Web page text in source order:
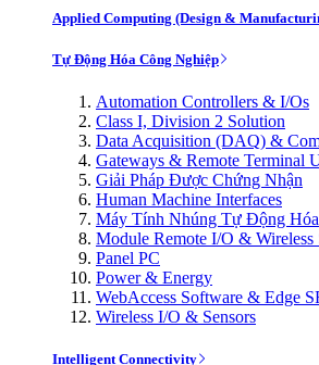
Applied Computing (Design &
Tự Động Hóa Công Nghiệp
Automation Controllers & I/Os
Class I, Division 2 Solution
Data Acquisition (DAQ) &
Gateways & Remote Terminal
Giải Pháp Được Chứng Nhận
Human Machine Interfaces
Máy Tính Nhúng Tự Động Hóa
Module Remote I/O & Wireless
Panel PC
Power & Energy
WebAccess Software & Edge
Wireless I/O & Sensors
Intelligent Connectivity